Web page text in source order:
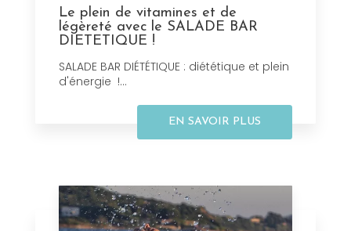
Le plein de vitamines et de
légèreté avec le SALADE BAR
DIETETIQUE !
SALADE BAR DIÉTÉTIQUE : diététique et plein
d'énergie !...
EN SAVOIR PLUS